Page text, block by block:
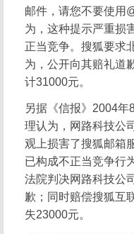
邮件，请您不要使用
为，这种提示严重损
正当竞争。搜狐要求
为，公开向其赔礼道
计31000元。
另据《信报》2004年
理认为，网路科技公
观上损害了搜狐邮箱
已构成不正当竞争行
法院判决网路科技公
歉；同时赔偿搜狐互
失23000元。